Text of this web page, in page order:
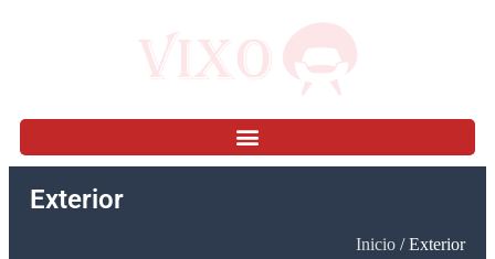
Exterior
Inicio / Exterior